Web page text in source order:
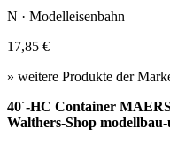
N · Modelleisenbahn
17,85 €
» weitere Produkte der
40´-HC Container
Walthers-Shop modellbau-